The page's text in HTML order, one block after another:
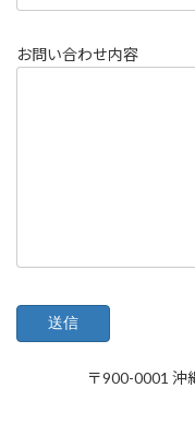
お問い合わせ内容
〒900-0001 沖